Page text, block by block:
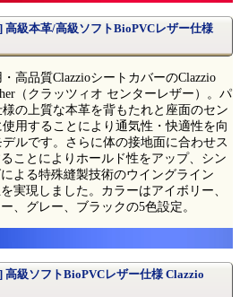
高級本革/高級ソフトBioPVCレザー仕様
高品質ClazzioシートカバーのClazzio
（クラッツィオ センターレザー）。パ
様の上質な本革を背もたれと座面のセン
使用することにより通気性・快適性を向
デルです。さらに体の接地面に合わせス
ことによりホールド性をアップ、シン
よる特殊縫製技術のウイングライン
実現しました。カラーはアイボリー、
、グレー、ブラックの5色設定。
高級ソフトBioPVCレザー仕様 Clazzio